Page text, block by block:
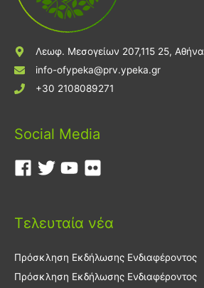
Λεωφ. Μεσογείων 207,115 25, Αθήνα
info-ofypeka@prv.ypeka.gr
+30 2108089271
Social Media
Τελευταία νέα
Πρόσκληση Εκδήλωσης Ενδιαφέροντος
Πρόσκληση Εκδήλωσης Ενδιαφέροντος